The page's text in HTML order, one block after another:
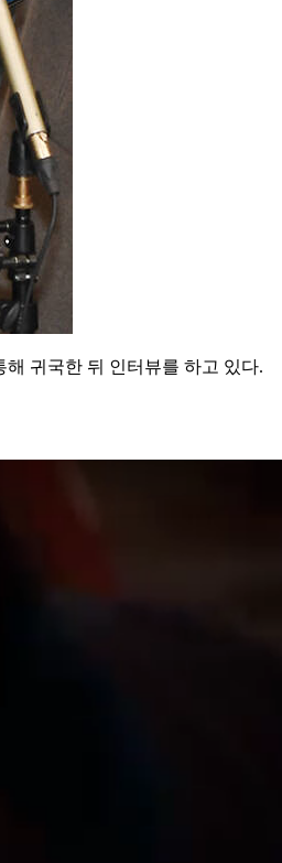
귀국한 뒤 인터뷰를 하고 있다.